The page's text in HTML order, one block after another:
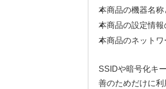
本商品の機器名
本商品の設定情
本商品のネット
SSIDや暗号化キ
善のためだけに利